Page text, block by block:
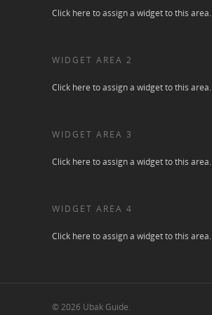
Click here to assign a widget to this area.
WIDGET AREA 2
Click here to assign a widget to this area.
WIDGET AREA 3
Click here to assign a widget to this area.
WIDGET AREA 4
Click here to assign a widget to this area.
© 2026 Ubak Guide.